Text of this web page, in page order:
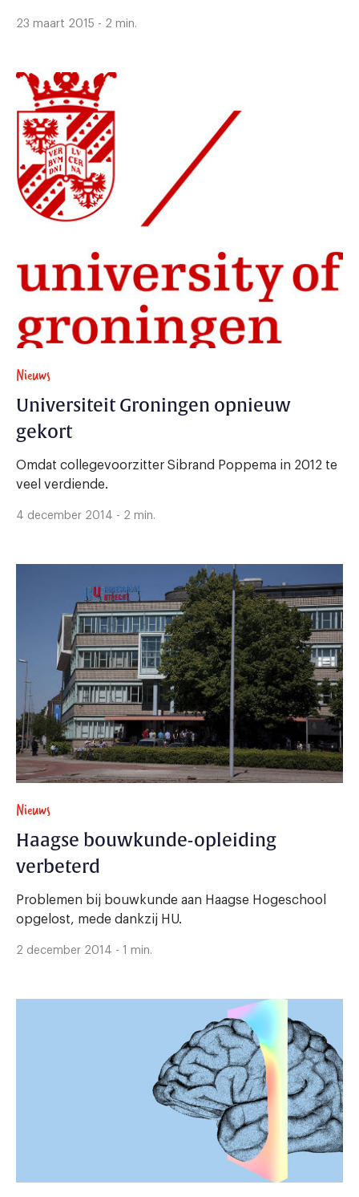
23 maart 2015 - 2 min.
Nieuws
Universiteit Groningen opnieuw
gekort
Omdat collegevoorzitter Sibrand Poppema in 2012 te
veel verdiende.
4 december 2014 - 2 min.
Nieuws
Haagse bouwkunde-opleiding
verbeterd
Problemen bij bouwkunde aan Haagse Hogeschool
opgelost, mede dankzij HU.
2 december 2014 - 1 min.